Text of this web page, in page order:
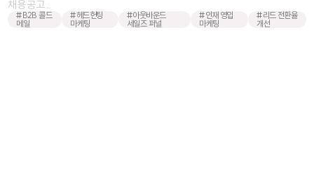
채용 공고 ...
#B2B 콜드
메일
#헤드헌팅
마케팅
#아웃바운드
세일즈 퍼널
#인재 영입
마케팅
#리드 전환율
개선